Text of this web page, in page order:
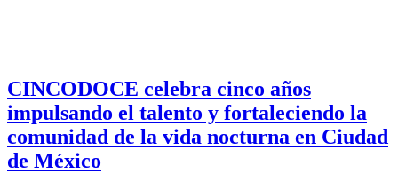
CINCODOCE celebra cinco años
impulsando el talento y fortaleciendo la
comunidad de la vida nocturna en Ciudad
de México